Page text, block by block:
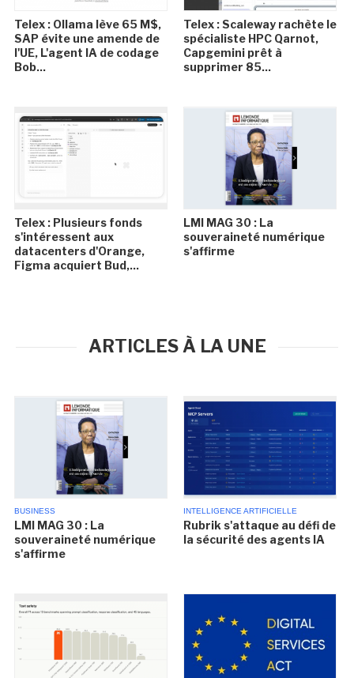
Telex : Ollama lève 65 M$,
SAP évite une amende de
l'UE, L'agent IA de codage
Bob...
Telex : Scaleway rachète le
spécialiste HPC Qarnot,
Capgemini prêt à
supprimer 85...
Telex : Plusieurs fonds
s'intéressent aux
datacenters d'Orange,
Figma acquiert Bud,...
LMI MAG 30 : La
souveraineté numérique
s'affirme
ARTICLES À LA UNE
BUSINESS
LMI MAG 30 : La
souveraineté numérique
s'affirme
INTELLIGENCE ARTIFICIELLE
Rubrik s'attaque au défi de
la sécurité des agents IA